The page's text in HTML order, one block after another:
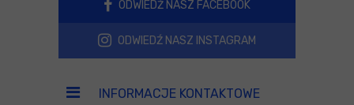
ODWIEDŹ NASZ FACEBOOK
ODWIEDŹ NASZ INSTAGRAM
INFORMACJE KONTAKTOWE